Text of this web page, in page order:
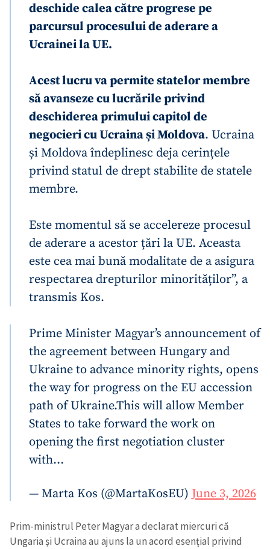
deschide calea către progrese pe
parcursul procesului de aderare a
Ucrainei la UE.
Acest lucru va permite statelor membre
să avanseze cu lucrările privind
deschiderea primului capitol de
negocieri cu Ucraina și Moldova. Ucraina
și Moldova îndeplinesc deja cerințele
privind statul de drept stabilite de statele
membre.
Este momentul să se accelereze procesul
de aderare a acestor țări la UE. Aceasta
este cea mai bună modalitate de a asigura
respectarea drepturilor minorităților”, a
transmis Kos.
Prime Minister Magyar’s announcement of
the agreement between Hungary and
Ukraine to advance minority rights, opens
the way for progress on the EU accession
path of Ukraine.This will allow Member
States to take forward the work on
opening the first negotiation cluster
with…
— Marta Kos (@MartaKosEU) June 3, 2026
Prim-ministrul Peter Magyar a declarat miercuri că
Ungaria și Ucraina au ajuns la un acord esențial privind